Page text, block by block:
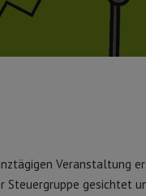
Veranstaltung
Steuergruppe gesichtet